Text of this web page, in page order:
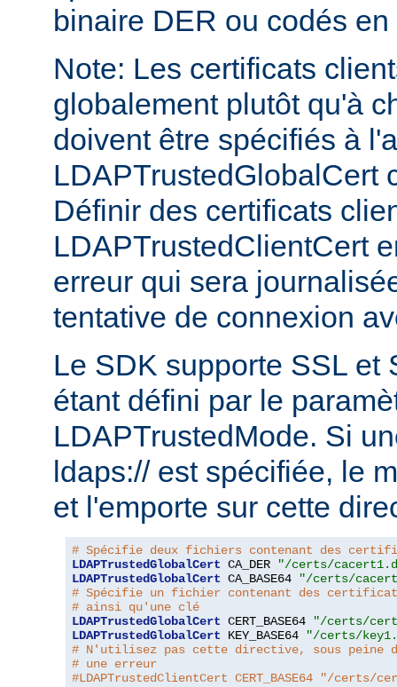
binaire DER ou codés
Note: Les certificats
globalement plutôt qu'à
doivent être spécifiés à
LDAPTrustedGlobalCert
Définir des certificats
LDAPTrustedClientCert
erreur qui sera
tentative de connexion
Le SDK supporte SSL et
étant défini par le
LDAPTrustedMode. Si
ldaps:// est spécifiée, le
et l'emporte sur cette
# Spécifie deux fichiers contenant des
LDAPTrustedGlobalCert CA_DER
"/certs/
LDAPTrustedGlobalCert CA_BASE64
"/certs/
# Spécifie un fichier contenant des
# ainsi qu'une clé
LDAPTrustedGlobalCert CERT_BASE64
"/certs/
LDAPTrustedGlobalCert KEY_BASE64
"/certs/
# N'utilisez pas cette directive, sous peine
# une erreur
#LDAPTrustedClientCert CERT_BASE64 "/certs/